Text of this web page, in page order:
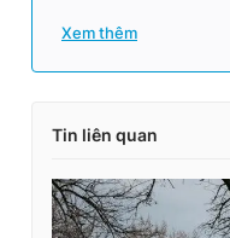
Xem thêm
Tin liên quan